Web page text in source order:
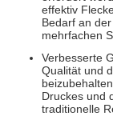
effektiv
Bedarf an
mehrfachen
Verbesserte
Qualität und
Druckes und
traditionelle